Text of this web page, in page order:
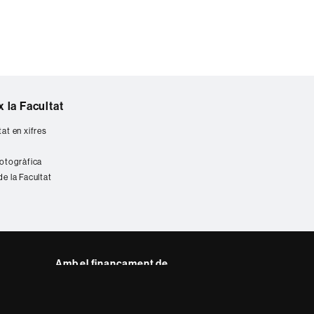
la Facultat
en xifres
la Facultat
Amb el finançament de